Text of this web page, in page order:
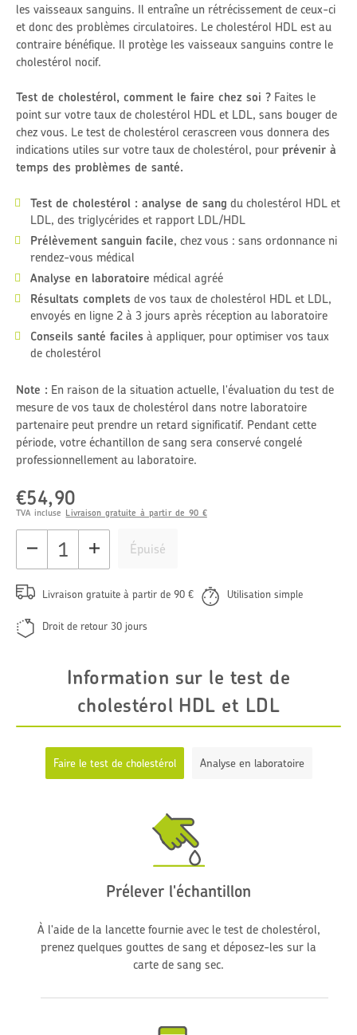
les vaisseaux sanguins. Il entraîne un rétrécissement de ceux-ci
et donc des problèmes circulatoires. Le cholestérol HDL est au
contraire bénéfique. Il protège les vaisseaux sanguins contre le
cholestérol nocif.
Test de cholestérol, comment le faire chez soi ? Faites le
point sur votre taux de cholestérol HDL et LDL, sans bouger de
chez vous. Le test de cholestérol cerascreen vous donnera des
indications utiles sur votre taux de cholestérol, pour prévenir à
temps des problèmes de santé.
Test de cholestérol : analyse de sang du cholestérol HDL et
LDL, des triglycérides et rapport LDL/HDL
Prélèvement sanguin facile, chez vous : sans ordonnance ni
rendez-vous médical
Analyse en laboratoire médical agréé
Résultats complets de vos taux de cholestérol HDL et LDL,
envoyés en ligne 2 à 3 jours après réception au laboratoire
Conseils santé faciles à appliquer, pour optimiser vos taux
de cholestérol
Note : En raison de la situation actuelle, l'évaluation du test de
mesure de vos taux de cholestérol dans notre laboratoire
partenaire peut prendre un retard significatif. Pendant cette
période, votre échantillon de sang sera conservé congelé
professionnellement au laboratoire.
Prix
régulier
€54,90
TVA incluse Livraison gratuite à partir de 90 €
Épuisé
Livraison gratuite à partir de 90 € Utilisation simple
Droit de retour 30 jours
Information sur le test de
cholestérol HDL et LDL
Faire le test de cholestérol
Prélever l'échantillon
À l'aide de la lancette fournie avec le test de cholestérol,
prenez quelques gouttes de sang et déposez-les sur la
carte de sang sec.
Analyse en laboratoire